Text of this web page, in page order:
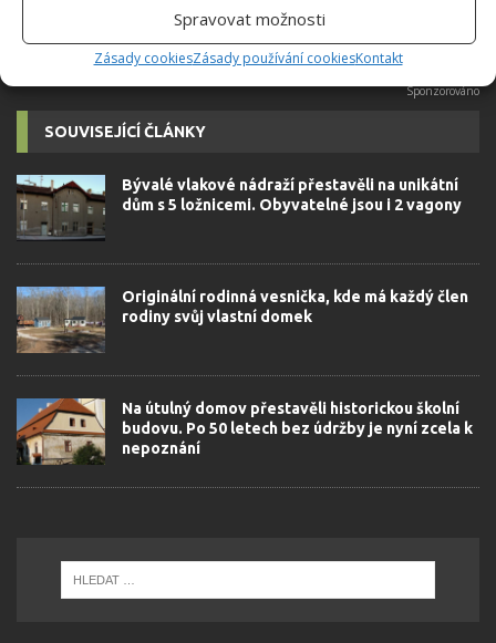
Spravovat možnosti
Zásady cookiesZásady používání cookiesKontakt
POJIŠTĚNÍ DOMÁCNOSTI ZMĚNA ADRESY
SOUVISEJÍCÍ ČLÁNKY
Bývalé vlakové nádraží přestavěli na unikátní
dům s 5 ložnicemi. Obyvatelné jsou i 2 vagony
Originální rodinná vesnička, kde má každý člen
rodiny svůj vlastní domek
Na útulný domov přestavěli historickou školní
budovu. Po 50 letech bez údržby je nyní zcela k
nepoznání